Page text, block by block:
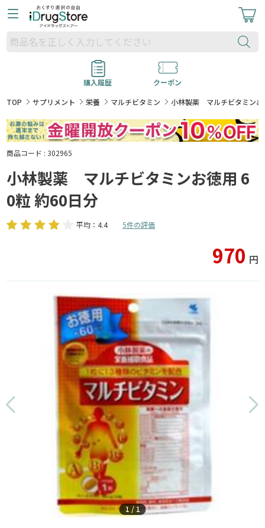
購入履歴
クーポン
TOP
サプリメント 栄養 マルチビタミン 小林製薬 マルチビタミンお
商品コード : 302965
小林製薬 マルチビタミンお徳用 6
0粒 約60日分
平均：4.4 5件の評価
970 円
1/1